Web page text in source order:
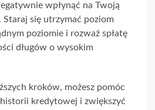
wpłynąć na Twoją
się utrzymać poziom
poziomie i rozważ spłatę
długów o wysokim
kroków, możesz pomóc
kredytowej i zwiększyć